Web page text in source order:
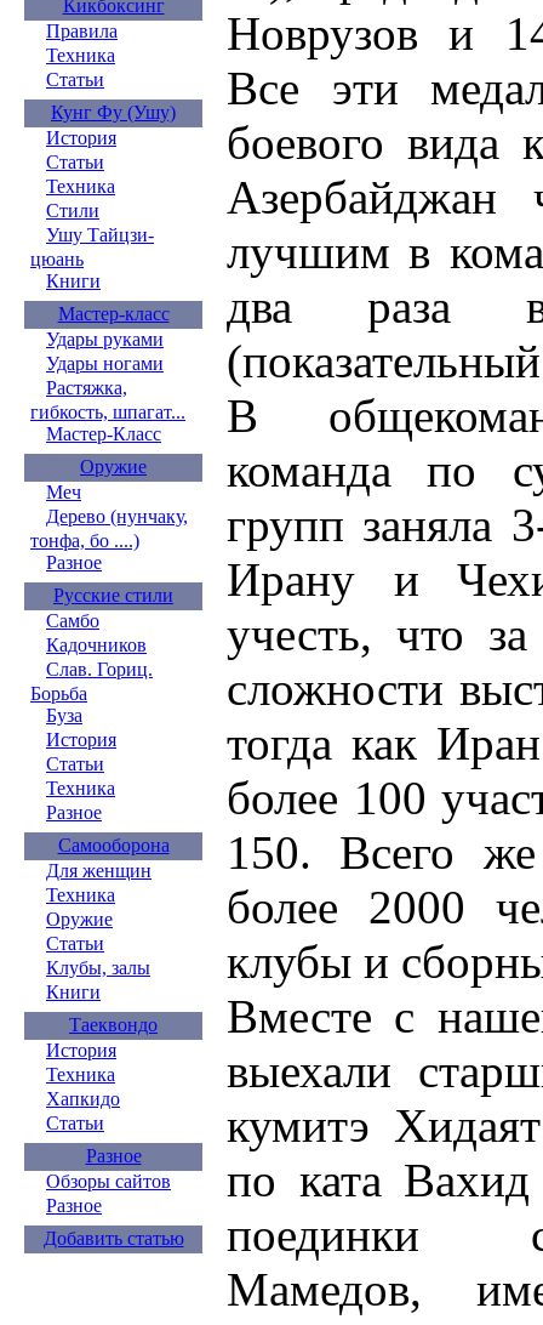
Кикбоксинг
Правила
Техника
Статьи
Кунг Фу (Ушу)
История
Статьи
Техника
Стили
Ушу Тайцзи-
цюань
Книги
Мастер-класс
Удары руками
Удары ногами
Растяжка,
гибкость, шпагат...
Мастер-Класс
Оружие
Меч
Дерево (нунчаку,
тонфа, бо ....)
Разное
Русские стили
Самбо
Кадочников
Слав. Гориц.
Борьба
Буза
История
Статьи
Техника
Разное
Самооборона
Для женщин
Техника
Оружие
Статьи
Клубы, залы
Книги
Таеквондо
История
Техника
Хапкидо
Статьи
Разное
Обзоры сайтов
Разное
Добавить статью
Новрузов и
Все эти
боевого вида
Азербайджан
лучшим в
два раза
В
команда по
групп заняла
Ирану и
учесть, что
сложности
тогда как
более 100
150. Всего
более 2000
клубы и
Вместе с
выехали
кумитэ
по ката
поединки
Мамедов,